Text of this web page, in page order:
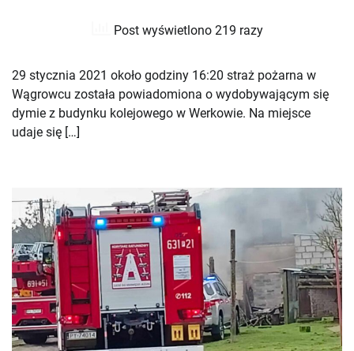
Post wyświetlono 219 razy
29 stycznia 2021 około godziny 16:20 straż pożarna w
Wągrowcu została powiadomiona o wydobywającym się
dymie z budynku kolejowego w Werkowie. Na miejsce
udaje się […]